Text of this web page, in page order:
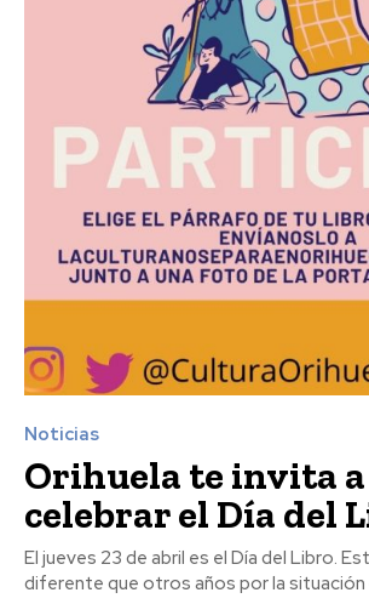
Noticias
Orihuela te invita a
celebrar el Día del
El jueves 23 de abril es el Día del Libro.
diferente que otros años por la situación